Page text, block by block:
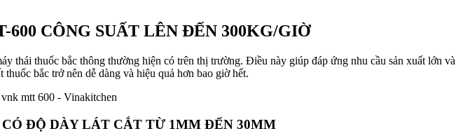
CÔNG SUẤT LÊN ĐẾN 300KG/GIỜ
thuốc bắc thông thường hiện có trên thị trường. Điều này giúp đáp ứng nhu cầu sản xuất lớn và
bắc trở nên dễ dàng và hiệu quả hơn bao giờ hết.
ĐỘ DÀY LÁT CẮT TỪ 1MM ĐẾN 30MM